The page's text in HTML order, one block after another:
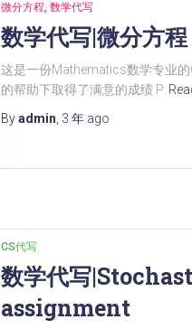
微分方程 数学代写
数学代写|微分方
这是一份Mathematics数学专业
的帮助下取得了满意的成绩 P
Byadmin 3 年 ago
CS代写
数学代写
assignment